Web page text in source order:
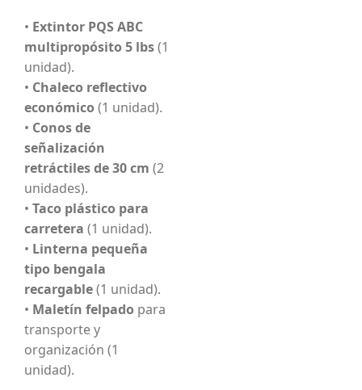
• Extintor PQS ABC
multipropósito 5 lbs(1
unidad).
• Chaleco reflectivo
económico (1 unidad).
• Conos de
señalización
retráctiles de 30 cm (2
unidades).
• Taco plástico para
carretera (1 unidad).
• Linterna pequeña
tipo bengala
recargable(1 unidad).
• Maletín felpado para
transporte y
organización (1
unidad).